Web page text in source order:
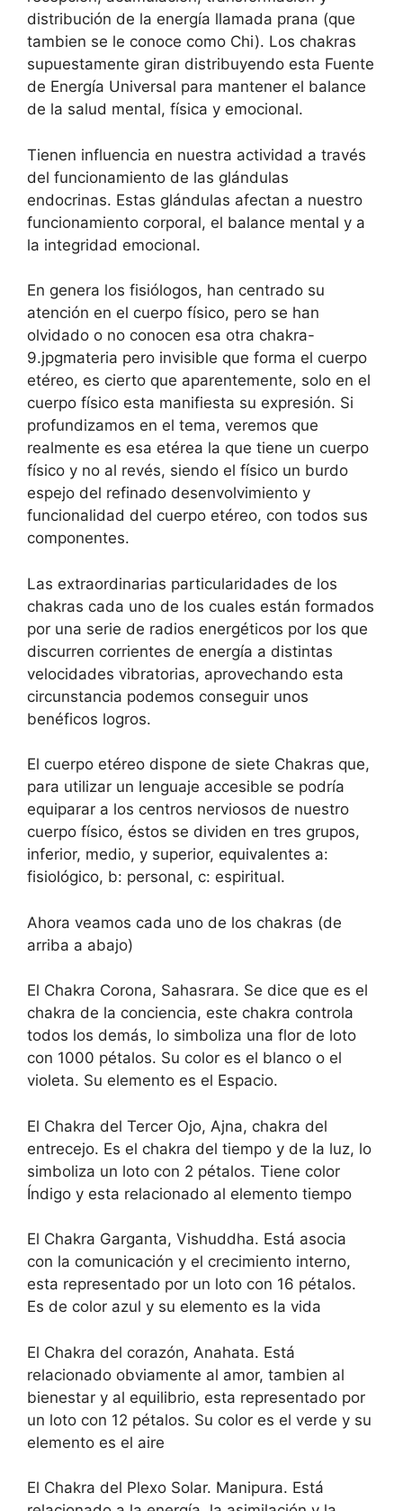
distribución de la energía llamada prana (que
tambien se le conoce como Chi). Los chakras
supuestamente giran distribuyendo esta Fuente
de Energía Universal para mantener el balance
de la salud mental, física y emocional.
Tienen influencia en nuestra actividad a través
del funcionamiento de las glándulas
endocrinas. Estas glándulas afectan a nuestro
funcionamiento corporal, el balance mental y a
la integridad emocional.
En genera los fisiólogos, han centrado su
atención en el cuerpo físico, pero se han
olvidado o no conocen esa otra chakra-
9.jpgmateria pero invisible que forma el cuerpo
etéreo, es cierto que aparentemente, solo en el
cuerpo físico esta manifiesta su expresión. Si
profundizamos en el tema, veremos que
realmente es esa etérea la que tiene un cuerpo
físico y no al revés, siendo el físico un burdo
espejo del refinado desenvolvimiento y
funcionalidad del cuerpo etéreo, con todos sus
componentes.
Las extraordinarias particularidades de los
chakras cada uno de los cuales están formados
por una serie de radios energéticos por los que
discurren corrientes de energía a distintas
velocidades vibratorias, aprovechando esta
circunstancia podemos conseguir unos
benéficos logros.
El cuerpo etéreo dispone de siete Chakras que,
para utilizar un lenguaje accesible se podría
equiparar a los centros nerviosos de nuestro
cuerpo físico, éstos se dividen en tres grupos,
inferior, medio, y superior, equivalentes a:
fisiológico, b: personal, c: espiritual.
Ahora veamos cada uno de los chakras (de
arriba a abajo)
El Chakra Corona, Sahasrara. Se dice que es el
chakra de la conciencia, este chakra controla
todos los demás, lo simboliza una flor de loto
con 1000 pétalos. Su color es el blanco o el
violeta. Su elemento es el Espacio.
El Chakra del Tercer Ojo, Ajna, chakra del
entrecejo. Es el chakra del tiempo y de la luz, lo
simboliza un loto con 2 pétalos. Tiene color
Índigo y esta relacionado al elemento tiempo
El Chakra Garganta, Vishuddha. Está asocia
con la comunicación y el crecimiento interno,
esta representado por un loto con 16 pétalos.
Es de color azul y su elemento es la vida
El Chakra del corazón, Anahata. Está
relacionado obviamente al amor, tambien al
bienestar y al equilibrio, esta representado por
un loto con 12 pétalos. Su color es el verde y su
elemento es el aire
El Chakra del Plexo Solar. Manipura. Está